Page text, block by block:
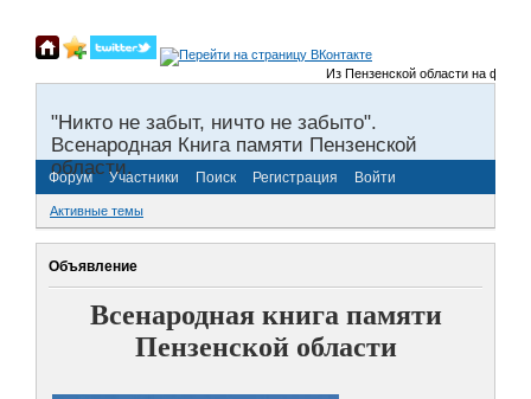
Из Пензенской области на
"Никто не забыт, ничто не забыто".
Всенародная Книга памяти Пензенской
области.
Форум Участники Поиск Регистрация Войти
Активные темы
Объявление
Всенародная книга памяти
Пензенской области